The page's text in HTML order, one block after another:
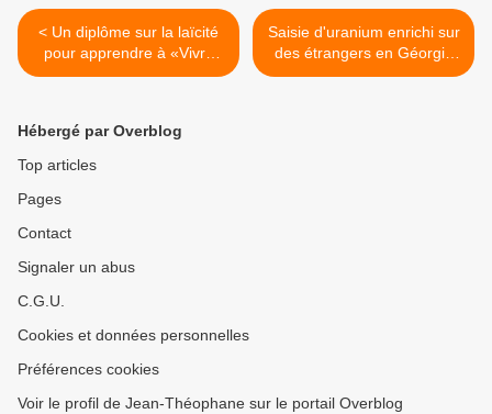
< Un diplôme sur la laïcité
pour apprendre à «Vivre
ensemble» : tout un
Saisie d'uranium enrichi sur
des étrangers en Géorgie
(Police) >
Hébergé par Overblog
Top articles
Pages
Contact
Signaler un abus
C.G.U.
Cookies et données personnelles
Préférences cookies
Voir le profil de Jean-Théophane sur le portail Overblog